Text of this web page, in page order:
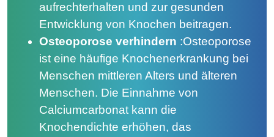
aufrechterhalten und zur gesunden
Entwicklung von Knochen beitragen.
Osteoporose verhindern :Osteoporose
ist eine häufige Knochenerkrankung bei
Menschen mittleren Alters und älteren
Menschen. Die Einnahme von
Calciumcarbonat kann die
Knochendichte erhöhen, das